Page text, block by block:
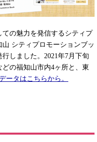
の魅力を発信するシティプ
シティプロモーションブッ
しました。2021年7月下旬
の福知山市内4ヶ所と、東
ータはこちらから。